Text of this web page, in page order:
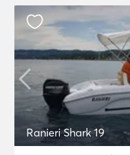
Ranieri Shark 19